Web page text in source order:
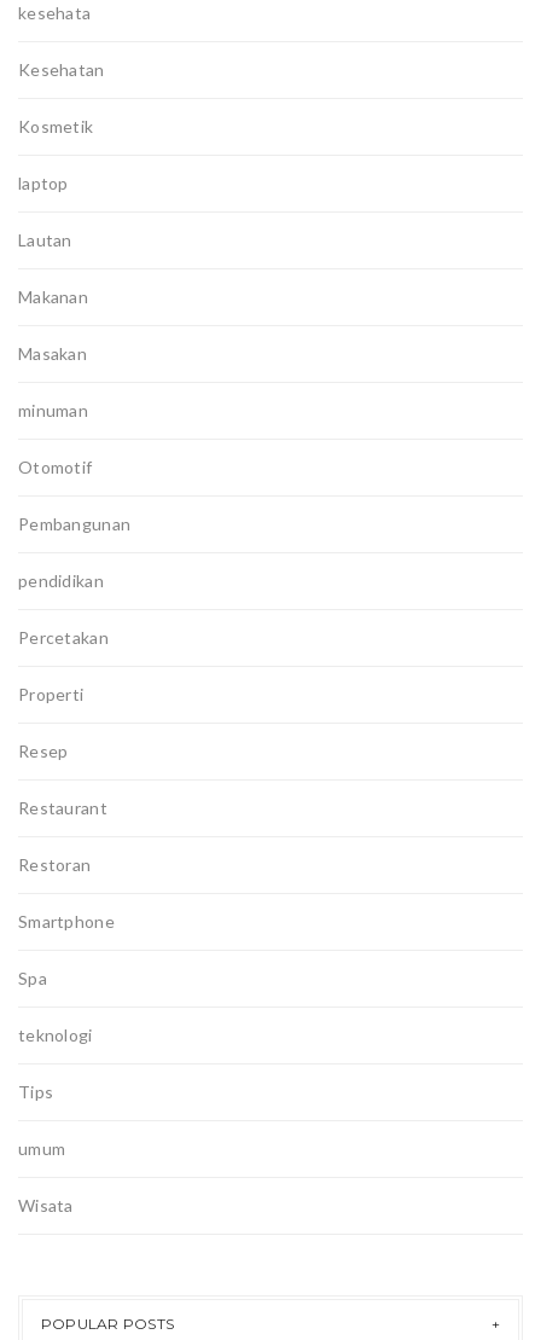
kesehata
Kesehatan
Kosmetik
laptop
Lautan
Makanan
Masakan
minuman
Otomotif
Pembangunan
pendidikan
Percetakan
Properti
Resep
Restaurant
Restoran
Smartphone
Spa
teknologi
Tips
umum
Wisata
POPULAR POSTS